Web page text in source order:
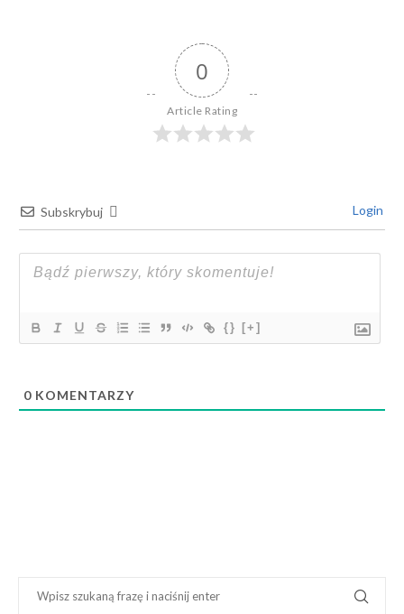
0
Article Rating
Subskrybuj Login
{} [+]
0 KOMENTARZY